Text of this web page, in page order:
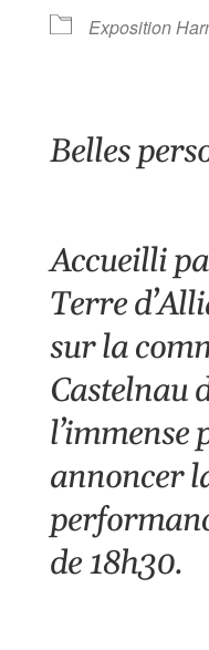
Exposition
Belles
Accueilli
Terre
sur la
Castelnau
l’immense
annoncer
de 18h30.